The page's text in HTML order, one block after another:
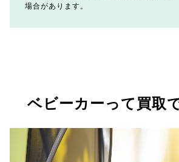
場合があります。
ベビーカーって買取